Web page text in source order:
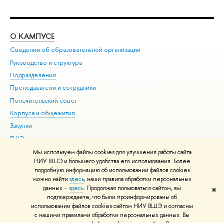
Мы используем файлы cookies для улучшения работы сайта
НИУ ВШЭ и большего удобства его использования. Более
подробную информацию об использовании файлов cookies
можно найти здесь, наши правила обработки персональных
данных –здесь. Продолжая пользоваться сайтом, вы
подтверждаете, что были проинформированы об
использовании файлов cookies сайтом НИУ ВШЭ и согласны
с нашими правилами обработки персональных данных. Вы
✖
О КАМПУСЕ
Сведения об образовательной организации
Руководство и структура
Подразделения
Преподаватели и сотрудники
Попечительский совет
Корпуса и общежития
Закупки
ВШЭ для студентов с ограниченными возможностями
здоровья и инвалидностью
Версия для слабовидящих
Единая платежная страница
© НИУ ВШЭ 1993–2026 Адреса и контакты Условия использования
материалов Политика конфиденциальности Карта сайта